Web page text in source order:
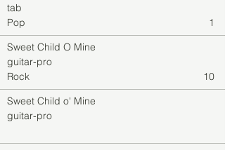
tab
Pop
1
Sweet Child O Mine
guitar-pro
Rock
10
Sweet Child o' Mine
guitar-pro